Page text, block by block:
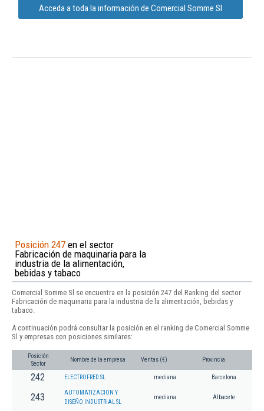
Acceda a toda la información de Comercial Somme Sl
Posición 247 en el sector
Fabricación de maquinaria para la
industria de la alimentación,
bebidas y tabaco
Comercial Somme Sl se encuentra en la posición 247 del Ranking del sector
Fabricación de maquinaria para la industria de la alimentación, bebidas y
tabaco.
A continuación podrá consultar la posición en el ranking de Comercial Somme
Sl y empresas con posiciones similares:
Posición
Sector
Nombre de la empresa Ventas (€) Provincia
242 ELECTROFRED SL mediana Barcelona
243
AUTOMATIZACION Y
DISEÑO INDUSTRIAL SL
mediana Albacete